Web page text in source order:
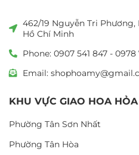
462/19 Nguyễn Tri
Hồ Chí Minh
Phone: 0907 541 847 - 0978
Email:
KHU VỰC GIAO HOA
Phường Tân Sơn Nhất
Phường Tân Hòa